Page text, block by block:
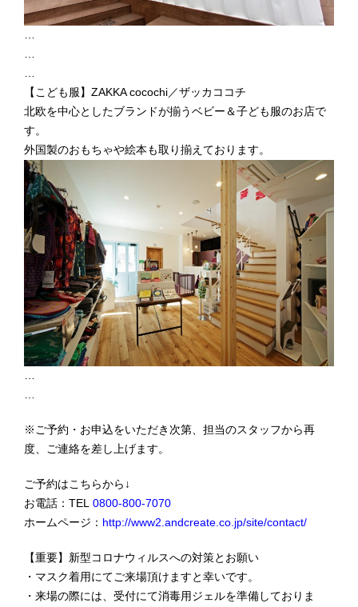
…
…
…
【こども服】ZAKKA cocochi／ザッカココチ
北欧を中心としたブランドが揃うベビー＆子ども服のお店で
す。
外国製のおもちゃや絵本も取り揃えております。
…
…
※ご予約・お申込をいただき次第、担当のスタッフから再
度、ご連絡を差し上げます。
ご予約はこちらから↓
お電話：TEL0800-800-7070
ホームページ： http://www2.andcreate.co.jp/site/contact/
【重要】新型コロナウィルスへの対策とお願い
・マスク着用にてご来場頂けますと幸いです。
・来場の際には、受付にて消毒用ジェルを準備しておりま